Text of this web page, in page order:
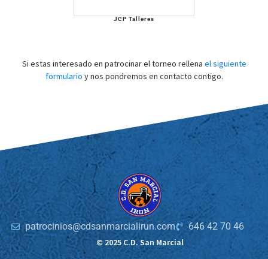
JCP Talleres
Si estas interesado en patrocinar el torneo rellena el siguiente
formulario y nos pondremos en contacto contigo.
patrocinios@cdsanmarcialirun.com
646 42 70 46
© 2025 C.D. San Marcial